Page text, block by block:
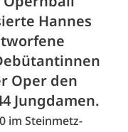
Hannes
Oper den
Jungdamen.
im Steinmetz-